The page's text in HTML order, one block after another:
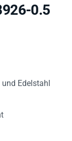
0.5
Edelstahl